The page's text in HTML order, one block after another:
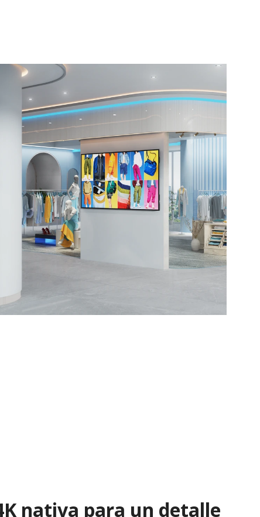
nativa para un detalle